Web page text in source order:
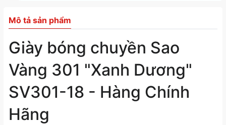
Mô tả sản phẩm
Giày bóng chuyền Sao
Vàng 301 "Xanh Dương"
SV301-18 - Hàng Chính
Hãng